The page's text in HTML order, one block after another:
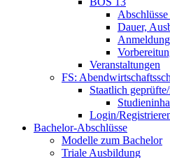
Dauer,
Veranstaltungen
FS:
Staatlich
Login/
Bachelor-Abschlüsse
Modelle zum Bachelor
Triale Ausbildung